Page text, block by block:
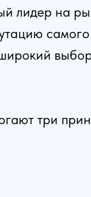
лидер на
три